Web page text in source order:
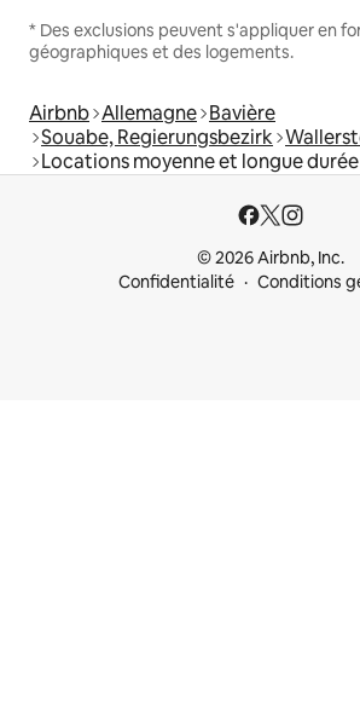
* Des exclusions peuvent s'appliquer en
géographiques et des logements.
Airbnb Allemagne Bavière
Souabe, Regierungsbezirk
Locations moyenne et longue durée
© 2026 Airbnb, Inc.
Confidentialité
Conditions